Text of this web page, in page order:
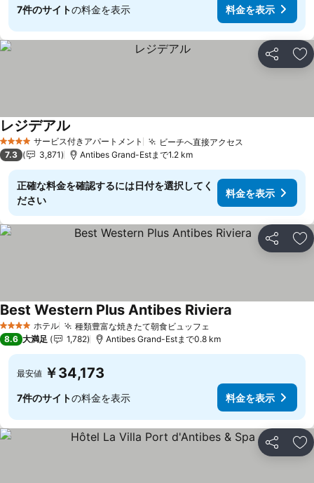
7件のサイトの料金を表示 料金を表示
シェア お
4 ホテルのランクサービス付きアパートメント ビーチへ直接アクセス
レジデアル
7.3 3,871 Antibes Grand-Estまで1.2 km
正確な料金を確認するには日付を選択してく
ださい
料金を表示
シェア お
4 ホテルのランク
ホテル 種類豊富な焼きたて朝食ビュッフェ
Best Western Plus Antibes Riviera
8.6 大満足 1,782 Antibes Grand-Estまで0.8 km
最安値 ￥34,173
7件のサイトの料金を表示 料金を表示
シェア お